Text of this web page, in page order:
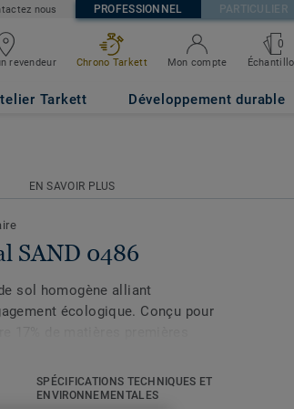
nous PROFESSIONNEL PARTICULIER
revendeur Chrono Tarkett Mon compte
0
Tarkett Développement durable
EN SAVOIR PLUS
SAND 0486
sol homogène alliant
écologique. Conçu pour
remarquable à l’usure et au
nature, se distingue par les
», pour un rendu à la fois élégant
SPÉCIFICATIONS TECHNIQUES ET
ENVIRONNEMENTALES